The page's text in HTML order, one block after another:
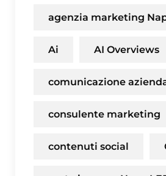
agenzia marketing
Ai AI Overviews
comunicazione
consulente marketing
contenuti social